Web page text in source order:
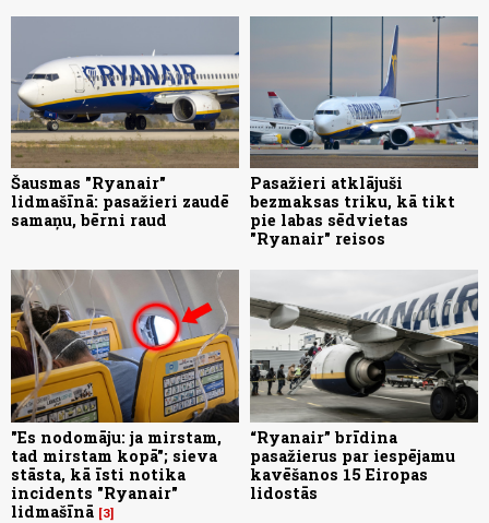
Šausmas "Ryanair"
lidmašīnā: pasažieri zaudē
samaņu, bērni raud
Pasažieri atklājuši
bezmaksas triku, kā tikt
pie labas sēdvietas
"Ryanair" reisos
"Es nodomāju: ja mirstam,
tad mirstam kopā"; sieva
stāsta, kā īsti notika
incidents "Ryanair"
lidmašīnā 3
“Ryanair” brīdina
pasažierus par iespējamu
kavēšanos 15 Eiropas
lidostās